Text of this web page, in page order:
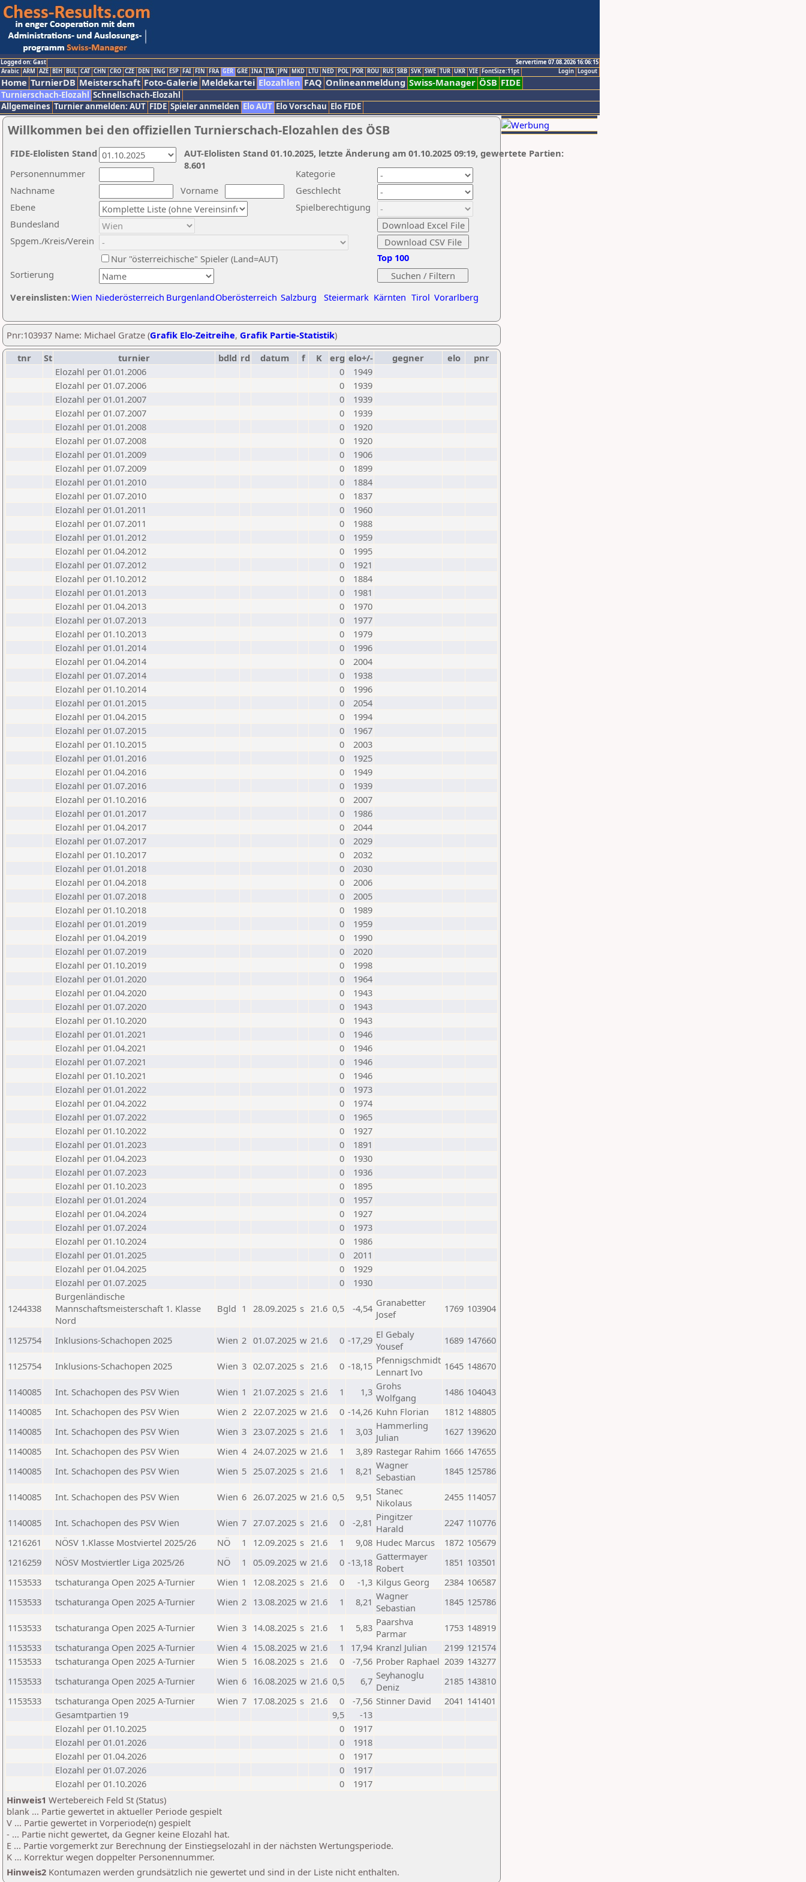
Logged on: Gast
Servertime 07.08.2026 16:06:15
Logout
Login
Arabic ARM AZE BIH BUL CAT CHN CRO CZE DEN ENG ESP FAI FIN FRA GER GRE INA ITA JPN MKD LTU NED POL POR ROU RUS SRB SVK SWE TUR UKR VIE FontSize:11pt
Home TurnierDB Meisterschaft Foto-Galerie Meldekartei Elozahlen FAQ Onlineanmeldung Swiss-Manager ÖSB FIDE
Turnierschach-Elozahl Schnellschach-Elozahl
Allgemeines Turnier anmelden: AUT FIDE Spieler anmelden Elo AUT Elo Vorschau Elo FIDE
Willkommen bei den offiziellen Turnierschach-Elozahlen des ÖSB
Nachname
Vorname
Ebene
Kategorie
Sortierung
Personennummer
Bundesland
Spgem./Kreis/Verein
Geschlecht
Nur "österreichische" Spieler (Land=AUT)
Spielberechtigung
Vereinslisten:Wien Niederösterreich BurgenlandOberösterreich Salzburg Steiermark Kärnten Tirol Vorarlberg
Top 100
AUT-Elolisten Stand 01.10.2025, letzte Änderung am 01.10.2025 09:19, gewertete Partien:
8.601
FIDE-Elolisten Stand
Pnr:103937 Name: Michael Gratze (Grafik Elo-Zeitreihe, Grafik Partie-Statistik)
tnr
St turnier bdld rd datum f K erg elo+/- gegner elo
pnr
Elozahl per 01.01.2006
0
1949
Elozahl per 01.07.2006
0
1939
Elozahl per 01.01.2007
0
1939
Elozahl per 01.07.2007
0
1939
Elozahl per 01.01.2008
0
1920
Elozahl per 01.07.2008
0
1920
Elozahl per 01.01.2009
0
1906
Elozahl per 01.07.2009
0
1899
Elozahl per 01.01.2010
0
1884
Elozahl per 01.07.2010
0
1837
Elozahl per 01.01.2011
0
1960
Elozahl per 01.07.2011
0
1988
Elozahl per 01.01.2012
0
1959
Elozahl per 01.04.2012
0
1995
Elozahl per 01.07.2012
0
1921
Elozahl per 01.10.2012
0
1884
Elozahl per 01.01.2013
0
1981
Elozahl per 01.04.2013
0
1970
Elozahl per 01.07.2013
0
1977
Elozahl per 01.10.2013
0
1979
Elozahl per 01.01.2014
0
1996
Elozahl per 01.04.2014
0
2004
Elozahl per 01.07.2014
0
1938
Elozahl per 01.10.2014
0
1996
Elozahl per 01.01.2015
0
2054
Elozahl per 01.04.2015
0
1994
Elozahl per 01.07.2015
0
1967
Elozahl per 01.10.2015
0
2003
Elozahl per 01.01.2016
0
1925
Elozahl per 01.04.2016
0
1949
Elozahl per 01.07.2016
0
1939
Elozahl per 01.10.2016
0
2007
Elozahl per 01.01.2017
0
1986
Elozahl per 01.04.2017
0
2044
Elozahl per 01.07.2017
0
2029
Elozahl per 01.10.2017
0
2032
Elozahl per 01.01.2018
0
2030
Elozahl per 01.04.2018
0
2006
Elozahl per 01.07.2018
0
2005
Elozahl per 01.10.2018
0
1989
Elozahl per 01.01.2019
0
1959
Elozahl per 01.04.2019
0
1990
Elozahl per 01.07.2019
0
2020
Elozahl per 01.10.2019
0
1998
Elozahl per 01.01.2020
0
1964
Elozahl per 01.04.2020
0
1943
Elozahl per 01.07.2020
0
1943
Elozahl per 01.10.2020
0
1943
Elozahl per 01.01.2021
0
1946
Elozahl per 01.04.2021
0
1946
Elozahl per 01.07.2021
0
1946
Elozahl per 01.10.2021
0
1946
Elozahl per 01.01.2022
0
1973
Elozahl per 01.04.2022
0
1974
Elozahl per 01.07.2022
0
1965
Elozahl per 01.10.2022
0
1927
Elozahl per 01.01.2023
0
1891
Elozahl per 01.04.2023
0
1930
Elozahl per 01.07.2023
0
1936
Elozahl per 01.10.2023
0
1895
Elozahl per 01.01.2024
0
1957
Elozahl per 01.04.2024
0
1927
Elozahl per 01.07.2024
0
1973
Elozahl per 01.10.2024
0
1986
Elozahl per 01.01.2025
0
2011
Elozahl per 01.04.2025
0
1929
Elozahl per 01.07.2025
0 1930
1244338
Burgenländische
Mannschaftsmeisterschaft 1. Klasse
Nord
Bgld 1 28.09.2025 s 21.6 0,5 -4,54 Granabetter
Josef
1769 103904
1125754 Inklusions-Schachopen 2025 Wien 2 01.07.2025 w 21.6 0 -17,29 El Gebaly
Yousef
1689 147660
1125754 Inklusions-Schachopen 2025 Wien 3 02.07.2025 s 21.6 0 -18,15 Pfennigschmidt
Lennart Ivo
1645 148670
1140085 Int. Schachopen des PSV Wien Wien 1 21.07.2025 s 21.6 1 1,3 Grohs
Wolfgang
1486 104043
1140085
Int. Schachopen des PSV Wien Wien 2 22.07.2025 w 21.6 0 -14,26 Kuhn Florian 1812 148805
1140085
Int. Schachopen des PSV Wien Wien 3 23.07.2025 s 21.6 1 3,03 Hammerling
Julian
1627 139620
1140085
Int. Schachopen des PSV Wien Wien 4 24.07.2025 w 21.6 1 3,89 Rastegar Rahim 1666 147655
1140085
Int. Schachopen des PSV Wien Wien 5 25.07.2025 s 21.6 1 8,21 Wagner
Sebastian
1845 125786
1140085 Int. Schachopen des PSV Wien Wien 6 26.07.2025 w 21.6 0,5 9,51 Stanec
Nikolaus
2455 114057
1140085 Int. Schachopen des PSV Wien Wien 7 27.07.2025 s 21.6 0 -2,81 Pingitzer
Harald
2247 110776
1216261
NÖSV 1.Klasse Mostviertel 2025/26 NÖ 1 12.09.2025 s 21.6 1 9,08 Hudec Marcus 1872 105679
1216259
NÖSV Mostviertler Liga 2025/26 NÖ 1 05.09.2025 w 21.6 0 -13,18 Gattermayer
Robert
1851 103501
1153533
tschaturanga Open 2025 A-Turnier Wien 1 12.08.2025 s 21.6 0 -1,3 Kilgus Georg 2384 106587
1153533
tschaturanga Open 2025 A-Turnier Wien 2 13.08.2025 w 21.6 1 8,21 Wagner
Sebastian
1845 125786
1153533 tschaturanga Open 2025 A-Turnier Wien 3 14.08.2025 s 21.6 1 5,83 Paarshva
Parmar
1753 148919
1153533
tschaturanga Open 2025 A-Turnier Wien 4 15.08.2025 w 21.6 1 17,94 Kranzl Julian 2199 121574
1153533
tschaturanga Open 2025 A-Turnier Wien 5 16.08.2025 s 21.6 0 -7,56 Prober Raphael 2039 143277
1153533
tschaturanga Open 2025 A-Turnier Wien 6 16.08.2025 w 21.6 0,5 6,7 Seyhanoglu
Deniz
2185 143810
1153533
tschaturanga Open 2025 A-Turnier Wien 7 17.08.2025 s 21.6 0 -7,56 Stinner David 2041 141401
Gesamtpartien 19
9,5
-13
Elozahl per 01.10.2025
0
1917
Elozahl per 01.01.2026
0
1918
Elozahl per 01.04.2026
0
1917
Elozahl per 01.07.2026
0
1917
Elozahl per 01.10.2026
0
1917
Hinweis1 Wertebereich Feld St (Status)
blank ... Partie gewertet in aktueller Periode gespielt
V ... Partie gewertet in Vorperiode(n) gespielt
- ... Partie nicht gewertet, da Gegner keine Elozahl hat.
E ... Partie vorgemerkt zur Berechnung der Einstiegselozahl in der nächsten Wertungsperiode.
K ... Korrektur wegen doppelter Personennummer.
Hinweis2 Kontumazen werden grundsätzlich nie gewertet und sind in der Liste nicht enthalten.